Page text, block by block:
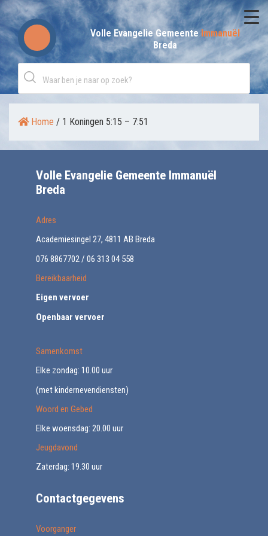
Skip
to
content
Volle Evangelie GemeenteImmanuël
Breda
Home / 1 Koningen 5:15 – 7:51
Volle Evangelie Gemeente Immanuël
Breda
Adres
Academiesingel 27, 4811 AB Breda
076 8867702 / 06 313 04 558
Bereikbaarheid
Eigen vervoer
Openbaar vervoer
Samenkomst
Elke zondag: 10.00 uur
(met kindernevendiensten)
Woord en Gebed
Elke woensdag: 20.00 uur
Jeugdavond
Zaterdag: 19.30 uur
Contactgegevens
Voorganger